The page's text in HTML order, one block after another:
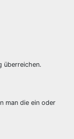
überreichen.
man die ein oder